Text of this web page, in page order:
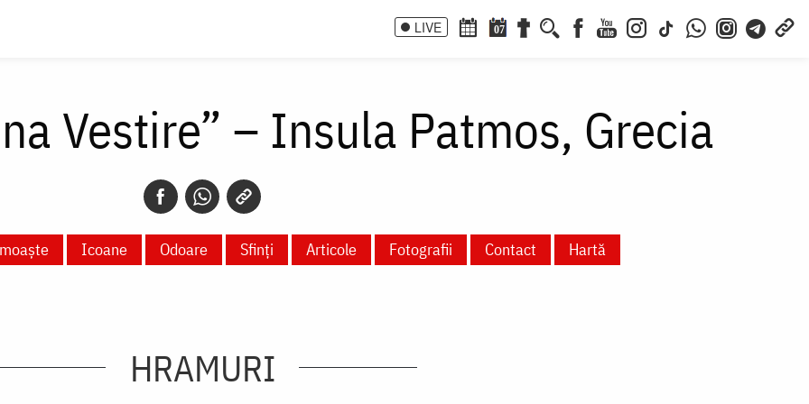
LIVE 07
Vestire” – Insula Patmos, Grecia
Icoane Odoare Sfinți Articole Fotografii Contact Hartă
HRAMURI